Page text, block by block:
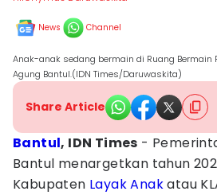
News Channel
Anak-anak sedang bermain di Ruang Bermain
Agung Bantul.(IDN Times/Daruwaskita)
Share Article
Bantul, IDN Times -
Bantul menargetkan tahun
Kabupaten LayakAnakatau